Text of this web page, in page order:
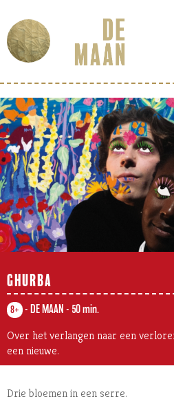
GHURBA
8+ - DE MAAN - 50 min.
Over het verlangen naar een
een nieuwe.
Drie bloemen in een serre.